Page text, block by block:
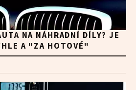
NA NÁHRADNÍ DÍLY? JE
A "ZA HOTOVÉ"